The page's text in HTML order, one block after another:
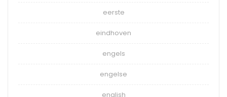
eerste
eindhoven
engels
engelse
english